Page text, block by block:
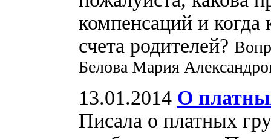
компенсаций и когда
счета родителей?
Белова Мария
13.01.2014 О
Писала о платных